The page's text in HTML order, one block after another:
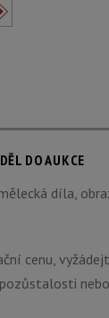
DO AUKCE
díla,
cenu,